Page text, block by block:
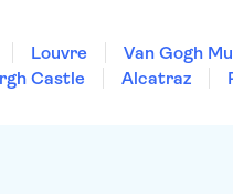
Louvre Van Gogh
Castle Alcatraz